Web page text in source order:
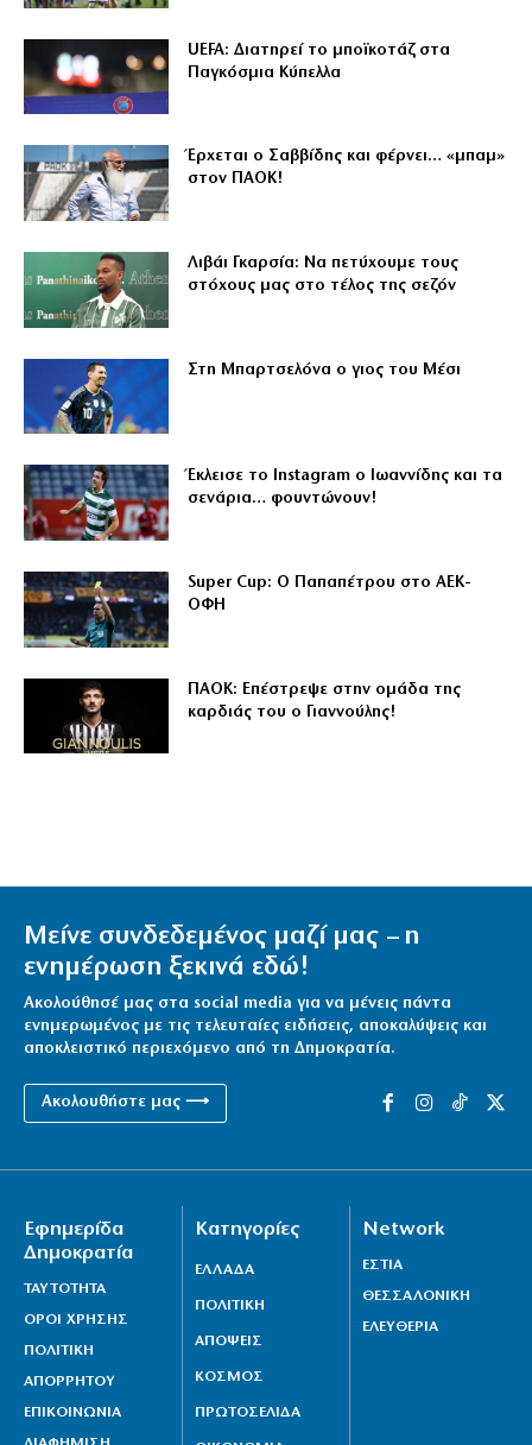
UEFA: Διατηρεί το μποϊκοτάζ στα
Παγκόσμια Κύπελλα
Έρχεται ο Σαββίδης και φέρνει… «μπαμ»
στον ΠΑΟΚ!
Λιβάι Γκαρσία: Να πετύχουμε τους
στόχους μας στο τέλος της σεζόν
Στη Μπαρτσελόνα ο γιος του Μέσι
Έκλεισε το Instagram ο Ιωαννίδης και τα
σενάρια… φουντώνουν!
Super Cup: Ο Παπαπέτρου στο ΑΕΚ-
ΟΦΗ
ΠΑΟΚ: Επέστρεψε στην ομάδα της
καρδιάς του ο Γιαννούλης!
Μείνε συνδεδεμένος μαζί μας – η
ενημέρωση ξεκινά εδώ!
Ακολούθησέ μας στα social media για να μένεις πάντα
ενημερωμένος με τις τελευταίες ειδήσεις, αποκαλύψεις και
αποκλειστικό περιεχόμενο από τη Δημοκρατία.
Ακολουθήστε μας ⟶
Εφημερίδα
Δημοκρατία
ΤΑΥΤΟΤΗΤΑ
ΟΡΟΙ ΧΡΗΣΗΣ
ΠΟΛΙΤΙΚΗ
ΑΠΟΡΡΗΤΟΥ
ΕΠΙΚΟΙΝΩΝΙΑ
Κατηγορίες
ΕΛΛΑΔΑ
ΠΟΛΙΤΙΚΗ
ΑΠΟΨΕΙΣ
ΚΟΣΜΟΣ
ΠΡΩΤΟΣΕΛΙΔΑ
Network
ΕΣΤΙΑ
ΘΕΣΣΑΛΟΝΙΚΗ
ΕΛΕΥΘΕΡΙΑ